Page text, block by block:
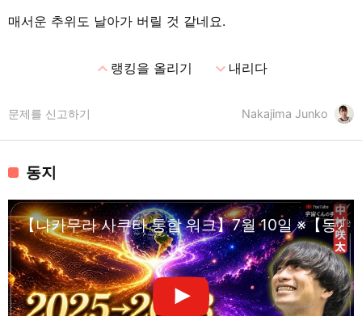
매서운 추위도 날아가 버릴 것 같네요.
expand_less랭킹을 올리기 expand_more내리다
Nakajima Junko
문제를 신고하기
동지
【나카무라 사쿠타 통합 워크】7월 10일 ※【동